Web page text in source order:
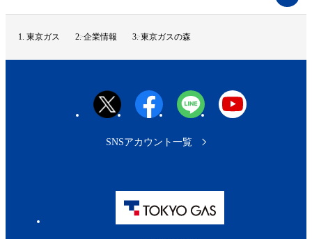
ー
ジ
プ
東京ガス 企業情報 東京ガスの森
SNSアカウント一覧